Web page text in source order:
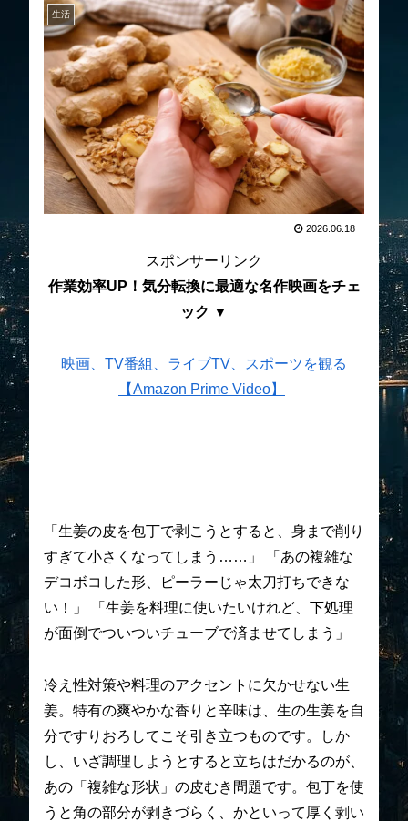
生活
2026.06.18
スポンサーリンク
作業効率UP！気分転換に最適な名作映画をチェ
ック ▼
映画、TV番組、ライブTV、スポーツを観る
【Amazon Prime Video】
「生姜の皮を包丁で剥こうとすると、身まで削り
すぎて小さくなってしまう……」 「あの複雑な
デコボコした形、ピーラーじゃ太刀打ちできな
い！」 「生姜を料理に使いたいけれど、下処理
が面倒でついついチューブで済ませてしまう」
冷え性対策や料理のアクセントに欠かせない生
姜。特有の爽やかな香りと辛味は、生の生姜を自
分ですりおろしてこそ引き立つものです。しか
し、いざ調理しようとすると立ちはだかるのが、
あの「複雑な形状」の皮むき問題です。包丁を使
うと角の部分が剥きづらく、かといって厚く剥い